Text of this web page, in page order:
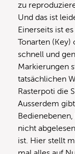
zu
Und das ist
Einerseits ist
Tonarten (Key)
schnell und
Markierungen
tatsächlichen
Rasterpoti die
Ausserdem
nicht
ist. Hier stellt